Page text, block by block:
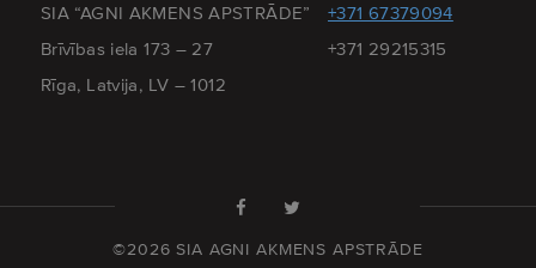
SIA “AGNI AKMENS APSTRĀDE”
Brīvības iela 173 – 27
Rīga, Latvija, LV – 1012
+371 67379094
+371 29215315
©2026 SIA AGNI AKMENS APSTRĀDE